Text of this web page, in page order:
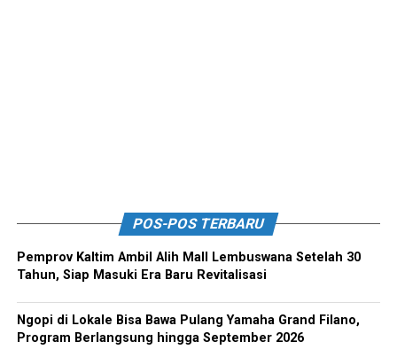
POS-POS TERBARU
Pemprov Kaltim Ambil Alih Mall Lembuswana Setelah 30
Tahun, Siap Masuki Era Baru Revitalisasi
Ngopi di Lokale Bisa Bawa Pulang Yamaha Grand Filano,
Program Berlangsung hingga September 2026